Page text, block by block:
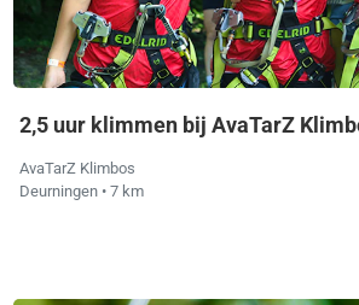
2,5 uur klimmen bij AvaTarZ
AvaTarZ Klimbos
Deurningen • 7 km